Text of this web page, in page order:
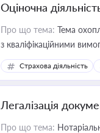
Оціночна
Про що тема: Тема
з кваліфікаційними
медійних змін у цій
приватизації, оренди
Страхова діяльність
Легалізація
Про що тема: